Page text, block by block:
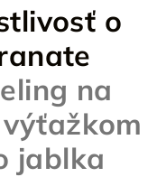
košík
o
na
jablka